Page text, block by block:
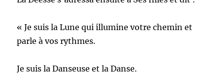
« Je suis la Lune qui illumine votre chemin et
parle à vos rythmes.
Je suis la Danseuse et la Danse.